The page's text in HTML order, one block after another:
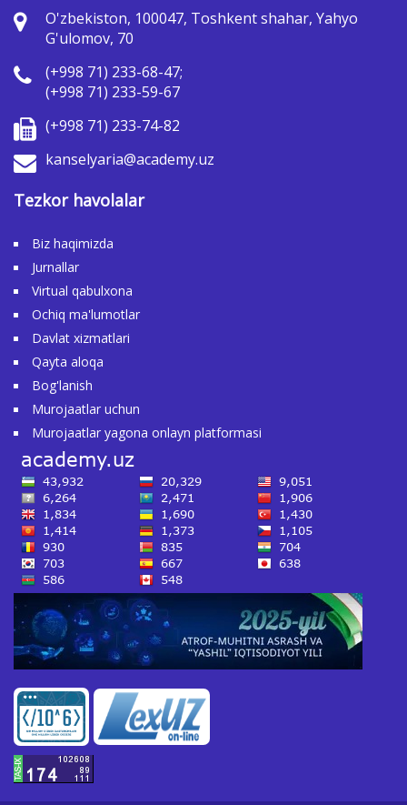
O'zbekiston, 100047, Toshkent shahar, Yahyo
G'ulomov, 70
(+998 71) 233-68-47;
(+998 71) 233-59-67
(+998 71) 233-74-82
kanselyaria@academy.uz
Tezkor havolalar
Biz haqimizda
Jurnallar
Virtual qabulxona
Ochiq ma'lumotlar
Davlat xizmatlari
Qayta aloqa
Bog'lanish
Murojaatlar uchun
Murojaatlar yagona onlayn platformasi